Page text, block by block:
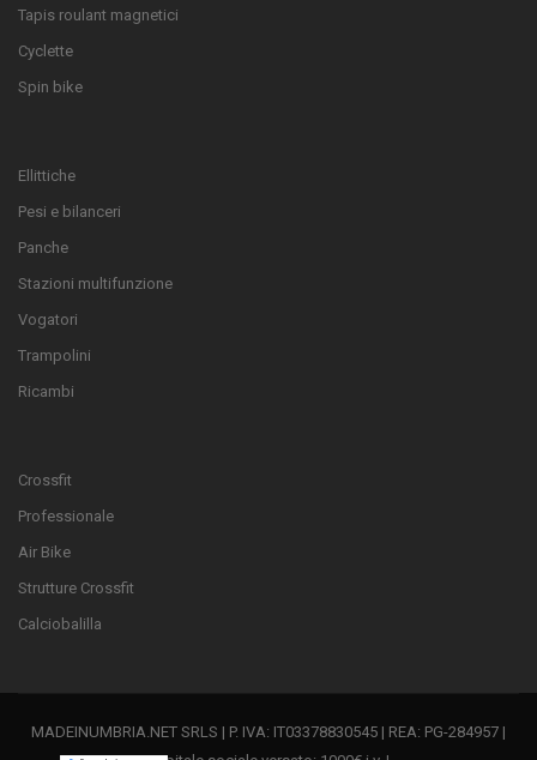
Tapis roulant magnetici
Cyclette
Spin bike
Ellittiche
Pesi e bilanceri
Panche
Stazioni multifunzione
Vogatori
Trampolini
Ricambi
Crossfit
Professionale
Air Bike
Strutture Crossfit
Calciobalilla
MADEINUMBRIA.NET SRLS | P. IVA: IT03378830545 | REA: PG-284957 |